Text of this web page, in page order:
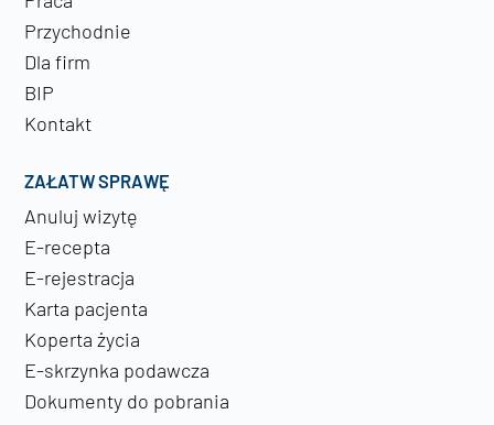
Przychodnie
Dla firm
BIP
Kontakt
ZAŁATW SPRAWĘ
Anuluj wizytę
E-recepta
E-rejestracja
Karta pacjenta
Koperta życia
E-skrzynka podawcza
Dokumenty do pobrania